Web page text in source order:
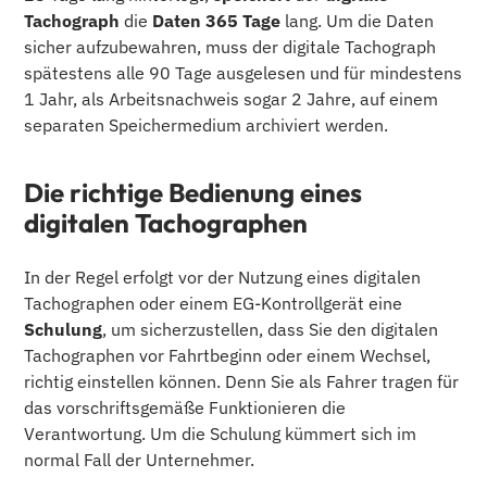
Tachograph die Daten 365 Tage lang. Um die Daten
sicher aufzubewahren, muss der digitale Tachograph
spätestens alle 90 Tage ausgelesen und für mindestens
1 Jahr, als Arbeitsnachweis sogar 2 Jahre, auf einem
separaten Speichermedium archiviert werden.
Die richtige Bedienung eines
digitalen Tachographen
In der Regel erfolgt vor der Nutzung eines digitalen
Tachographen oder einem EG-Kontrollgerät eine
Schulung, um sicherzustellen, dass Sie den digitalen
Tachographen vor Fahrtbeginn oder einem Wechsel,
richtig einstellen können. Denn Sie als Fahrer tragen für
das vorschriftsgemäße Funktionieren die
Verantwortung. Um die Schulung kümmert sich im
normal Fall der Unternehmer.